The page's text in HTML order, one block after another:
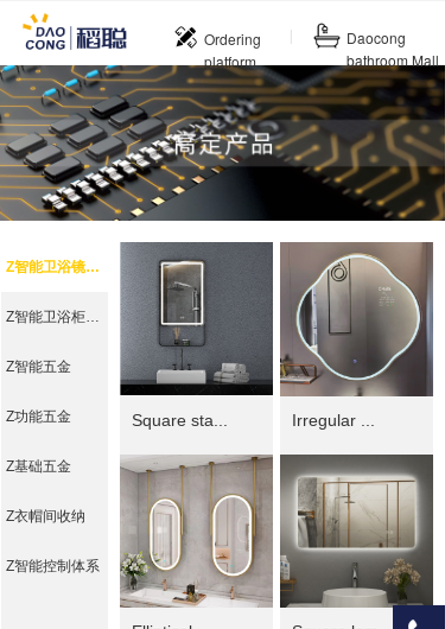
Ordering
platform
Daocong
bathroom Mall
|
Z智能卫浴镜系列
Z智能卫浴柜系列
Z智能五金
Z功能五金
Z基础五金
Z衣帽间收纳
Z智能控制体系
Square sta... Irregular ...